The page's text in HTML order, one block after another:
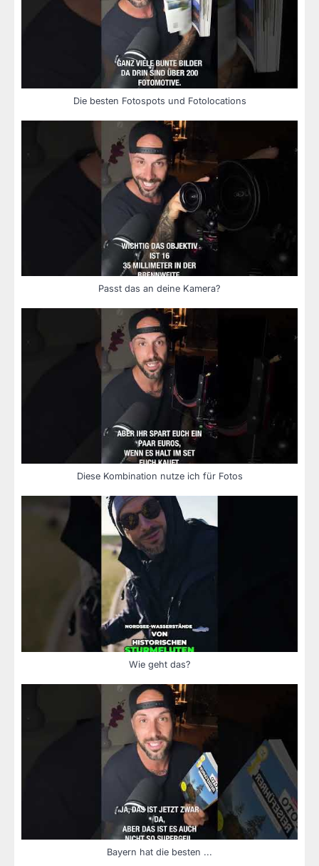
Die besten Fotospots und Fotolocations
Passt das an deine Kamera?
Diese Kombination nutze ich für Fotos
Wie geht das?
Bayern hat die besten ...